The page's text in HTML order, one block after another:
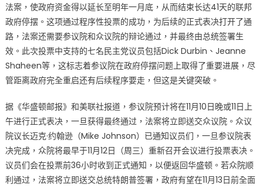
突
破，
众
院
待
表
决，
望
13
日
前
全
面
法案，使政府资金得以延长至明年一月底，从而结束长达41天的联邦
政府停摆。这项通过程序性投票的成功，为后续的正式表决打开了通
路，法案还需要参议院和众议院的辩论通过，并最终由总统签署生
效。此次投票中支持的七名民主党议员包括Dick Durbin、Jeanne
Shaheen等，这标志着参议院在政府停摆问题上取得了重要进展，尽
管距离政府完全重启还有后续程序要走，但这是关键突破。
据《华盛顿邮报》和美联社报道，参议院预计将在11月10日晚或11日上
午进行正式表决，一旦获得最终通过，法案将立即送交众议院。众议
院议长迈克·约翰逊（Mike Johnson）已通知议员们，一旦参议院表
决完成，众院将最早于11月12日（周三）重新召开会议进行投票表决。
议员们会在投票前36小时收到正式通知，以便返回华盛顿。若众院顺
利通过，法案将立即送交总统特朗普签署，政府有望在11月13日前全面